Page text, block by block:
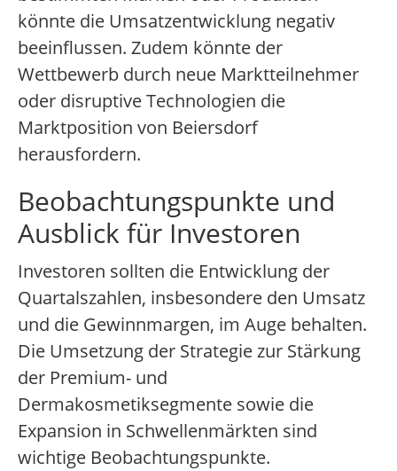
könnte die Umsatzentwicklung negativ
beeinflussen. Zudem könnte der
Wettbewerb durch neue Marktteilnehmer
oder disruptive Technologien die
Marktposition von Beiersdorf
herausfordern.
Beobachtungspunkte und
Ausblick für Investoren
Investoren sollten die Entwicklung der
Quartalszahlen, insbesondere den Umsatz
und die Gewinnmargen, im Auge behalten.
Die Umsetzung der Strategie zur Stärkung
der Premium- und
Dermakosmetiksegmente sowie die
Expansion in Schwellenmärkten sind
wichtige Beobachtungspunkte.